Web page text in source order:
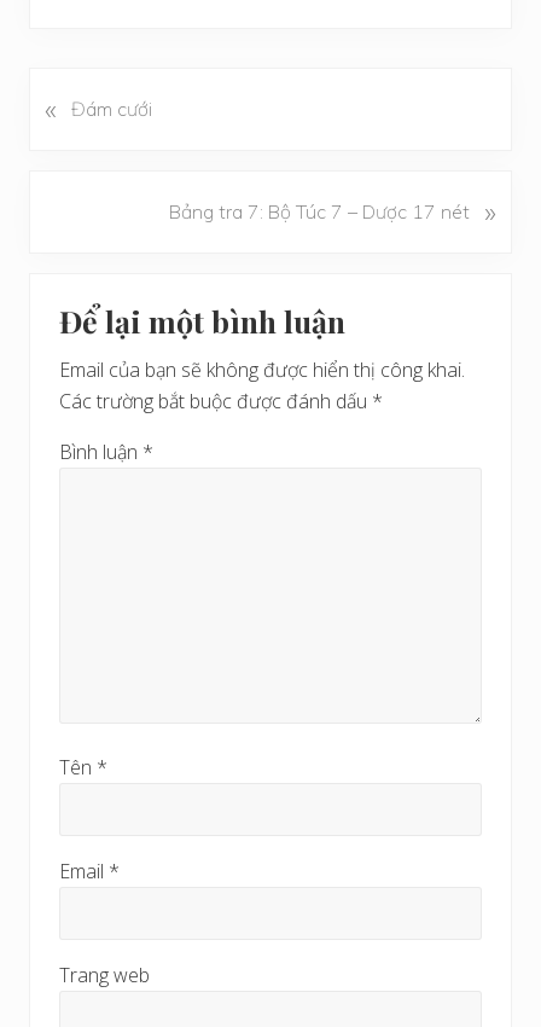
B
« Đám cưới
Bảng tra 7: Bộ Túc 7 – Dược 17 nét »
Reader
Interactions
Để lại một bình luận
Email của bạn sẽ không được hiển thị công khai.
Các trường bắt buộc được đánh dấu *
Bình luận *
Tên *
Email *
Trang web